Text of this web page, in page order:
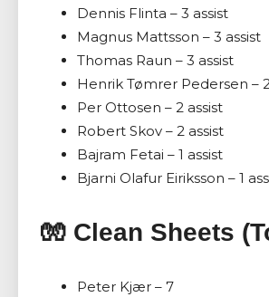
Dennis Flinta – 3 assist
Magnus Mattsson – 3 assist
Thomas Raun – 3 assist
Henrik Tømrer Pedersen –
Per Ottosen – 2 assist
Robert Skov – 2 assist
Bajram Fetai – 1 assist
Bjarni Olafur Eiriksson – 1
🧤 Clean Sheets
Peter Kjær – 7